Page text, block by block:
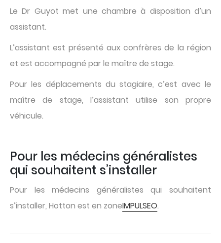
Le Dr Guyot met une chambre à disposition d’un
assistant.
L’assistant est présenté aux confrères de la région
et est accompagné par le maître de stage.
Pour les déplacements du stagiaire, c’est avec le
maître de stage, l’assistant utilise son propre
véhicule.
Pour les médecins généralistes
qui souhaitent s’installer
Pour les médecins généralistes qui souhaitent
s’installer, Hotton est en zoneIMPULSEO.